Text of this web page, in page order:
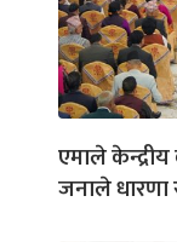
एमाले
जनाले धारणा